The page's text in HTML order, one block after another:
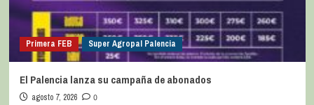
Primera FEB Super Agropal Palencia
El Palencia lanza su campaña de abonados
agosto 7, 2026 0